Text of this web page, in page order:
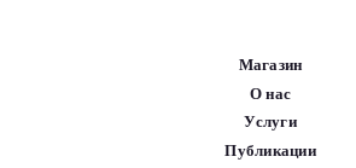
Магазин
О нас
Услуги
Публикации